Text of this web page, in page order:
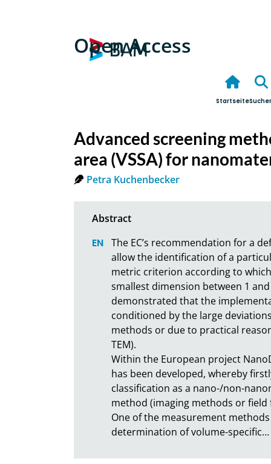
Open Access
Startseite
Advanced screening
area (VSSA) for
Petra Kuchenbecker
The EC’s recommendation for a
allow the identification of a
metric criterion according to
smallest dimension between 1
demonstrated that the
conditioned by the large
methods or due to practical
TEM).
Within the European project
has been developed, whereby
classification as a nano-/non-
method (imaging methods or
One of the measurement
determination of volume-specific…